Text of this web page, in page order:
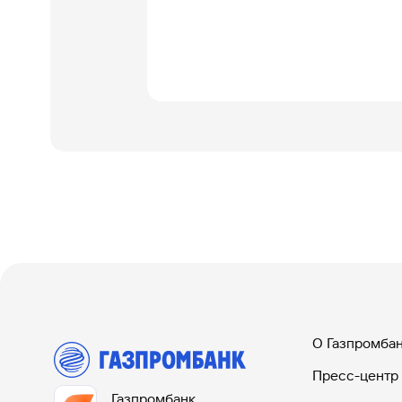
О
Пресс-центр